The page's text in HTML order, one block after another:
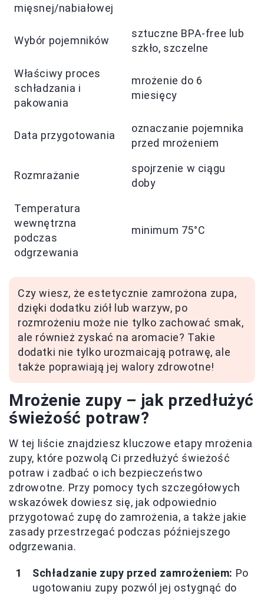
mięsnej/nabiałowej
Wybór pojemników
sztuczne BPA-free lub
szkło, szczelne
Właściwy proces
schładzania i
pakowania
mrożenie do 6
miesięcy
Data przygotowania
oznaczanie pojemnika
przed mrożeniem
Rozmrażanie
spojrzenie w ciągu
doby
Temperatura
wewnętrzna
podczas
odgrzewania
minimum 75°C
Czy wiesz, że estetycznie zamrożona zupa,
dzięki dodatku ziół lub warzyw, po
rozmrożeniu może nie tylko zachować smak,
ale również zyskać na aromacie? Takie
dodatki nie tylko urozmaicają potrawę, ale
także poprawiają jej walory zdrowotne!
Mrożenie zupy – jak przedłużyć
świeżość potraw?
W tej liście znajdziesz kluczowe etapy mrożenia
zupy, które pozwolą Ci przedłużyć świeżość
potraw i zadbać o ich bezpieczeństwo
zdrowotne. Przy pomocy tych szczegółowych
wskazówek dowiesz się, jak odpowiednio
przygotować zupę do zamrożenia, a także jakie
zasady przestrzegać podczas późniejszego
odgrzewania.
Schładzanie zupy przed zamrożeniem: Po
ugotowaniu zupy pozwól jej ostygnąć do